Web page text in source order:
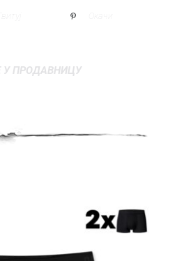
У ПРОДАВНИЦУ